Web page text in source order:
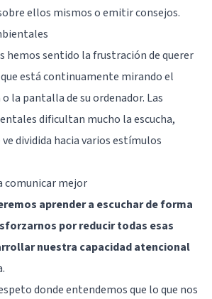
ellos mismos o emitir consejos.
hemos sentido la frustración de querer
está continuamente mirando el
la pantalla de su ordenador. Las
dificultan mucho la escucha,
dividida hacia varios estímulos
comunicar mejor
aprender a escuchar de forma
por reducir todas esas
nuestra capacidad atencional
donde entendemos que lo que nos